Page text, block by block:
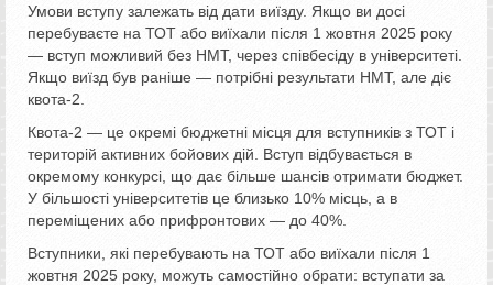
Умови вступу залежать від дати виїзду. Якщо ви досі
перебуваєте на ТОТ або виїхали після 1 жовтня 2025 року
— вступ можливий без НМТ, через співбесіду в університеті.
Якщо виїзд був раніше — потрібні результати НМТ, але діє
квота-2.
Квота-2 — це окремі бюджетні місця для вступників з ТОТ і
територій активних бойових дій. Вступ відбувається в
окремому конкурсі, що дає більше шансів отримати бюджет.
У більшості університетів це близько 10% місць, а в
переміщених або прифронтових — до 40%.
Вступники, які перебувають на ТОТ або виїхали після 1
жовтня 2025 року, можуть самостійно обрати: вступати за